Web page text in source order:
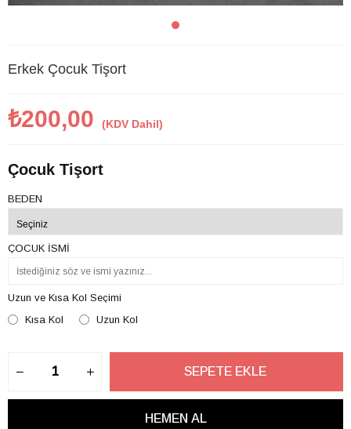
Erkek Çocuk Tişort
₺200,00 (KDV Dahil)
Çocuk Tişort
BEDEN
ÇOCUK İSMİ
Uzun ve Kısa Kol Seçimi
Kısa Kol
Uzun Kol